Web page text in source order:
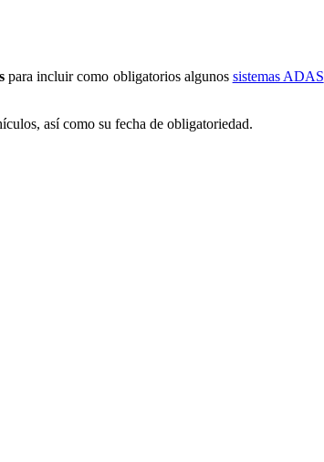
para incluir como obligatorios algunos sistemas ADAS
así como su fecha de obligatoriedad.